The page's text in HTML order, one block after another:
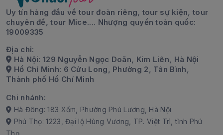
Uy tín hàng đầu về tour đoàn riêng, tour sự kiện, tour
chuyên đề, tour Mice.... Nhượng quyền toàn quốc:
19009335
Địa chỉ:
Hà Nội: 129 Nguyễn Ngọc Doãn, Kim Liên, Hà Nội
Hồ Chí Minh: 6 Cửu Long, Phường 2, Tân Bình,
Thành phố Hồ Chí Minh
Chi nhánh:
Hà Đông: 183 Xốm, Phường Phú Lương, Hà Nội
Phú Thọ: 1223, Đại lộ Hùng Vương, TP. Việt Trì, tỉnh Phú
Thọ